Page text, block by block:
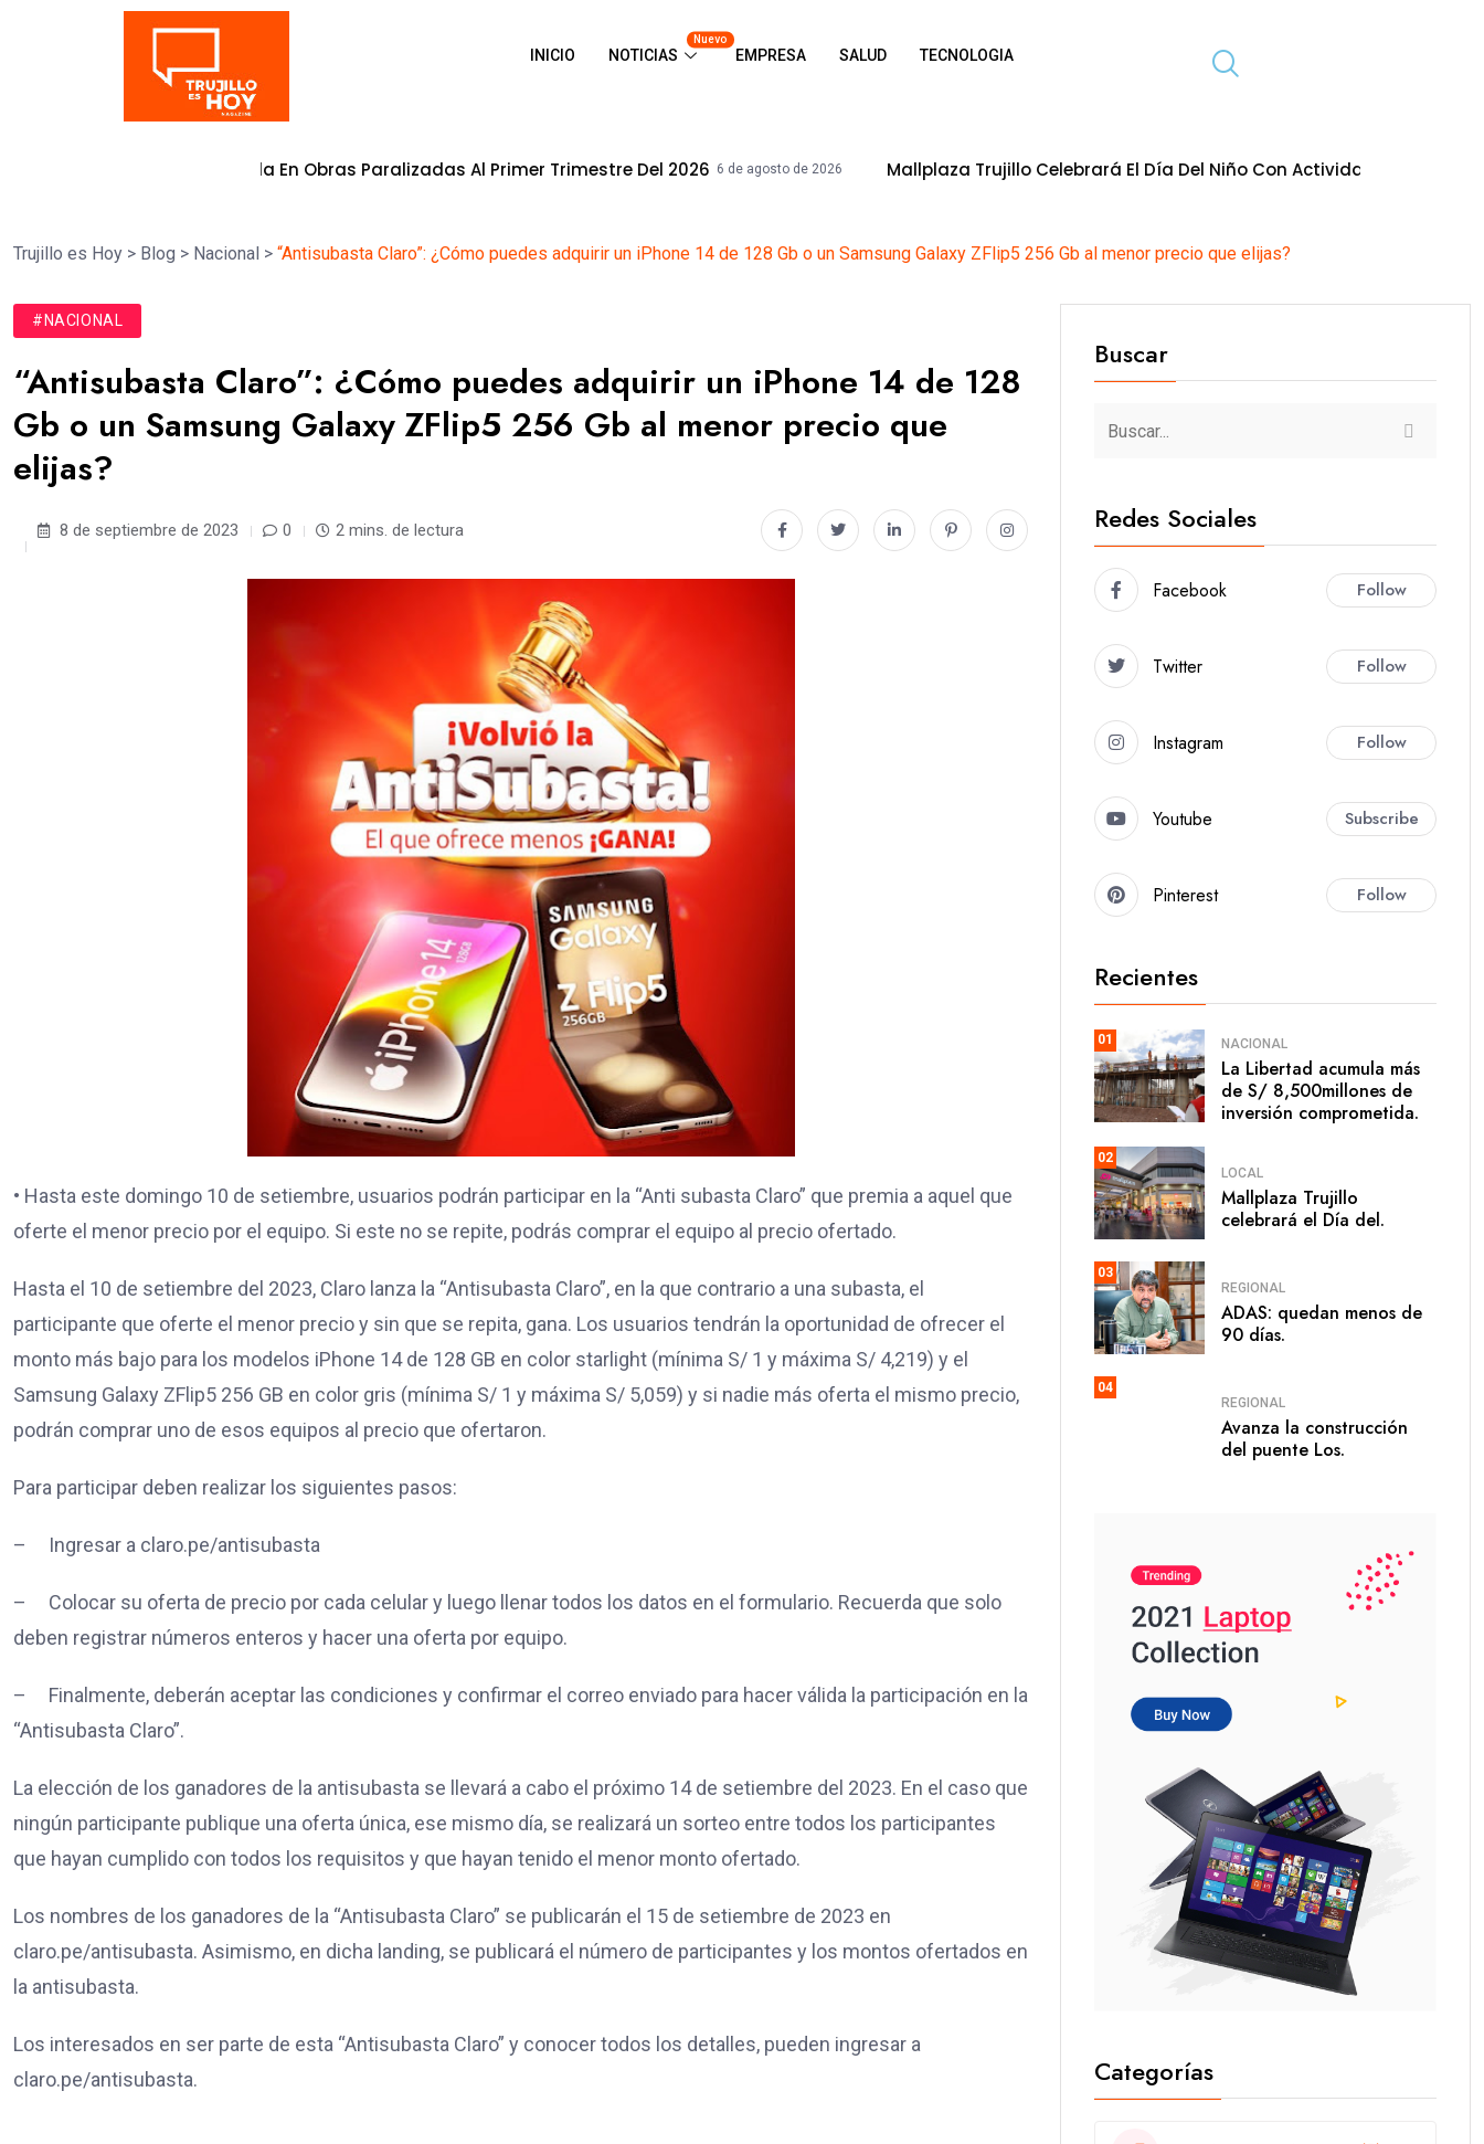
INICIO NOTICIAS
Nuevo
EMPRESA SALUD TECNOLOGIA
Comprometida En Obras Paralizadas Al Primer Trimestre Del 2026 6 de agosto de 2026 Mallplaza Trujillo Celebrará El Día Del Niño Con Actividades Gratuitas Para Toda
Trujillo es Hoy > Blog > Nacional > “Antisubasta Claro”: ¿Cómo puedes adquirir un iPhone 14 de 128 Gb o un Samsung Galaxy ZFlip5 256 Gb al menor precio que elijas?
#NACIONAL
“Antisubasta Claro”: ¿Cómo puedes adquirir un iPhone 14 de 128
Gb o un Samsung Galaxy ZFlip5 256 Gb al menor precio que
elijas?
8 de septiembre de 2023 0 2 mins. de lectura
• Hasta este domingo 10 de setiembre, usuarios podrán participar en la “Anti subasta Claro” que premia a aquel que
oferte el menor precio por el equipo. Si este no se repite, podrás comprar el equipo al precio ofertado.
Hasta el 10 de setiembre del 2023, Claro lanza la “Antisubasta Claro”, en la que contrario a una subasta, el
participante que oferte el menor precio y sin que se repita, gana. Los usuarios tendrán la oportunidad de ofrecer el
monto más bajo para los modelos iPhone 14 de 128 GB en color starlight (mínima S/ 1 y máxima S/ 4,219) y el
Samsung Galaxy ZFlip5 256 GB en color gris (mínima S/ 1 y máxima S/ 5,059) y si nadie más oferta el mismo precio,
podrán comprar uno de esos equipos al precio que ofertaron.
Para participar deben realizar los siguientes pasos:
– Ingresar a claro.pe/antisubasta
–
Colocar su oferta de precio por cada celular y luego llenar todos los datos en el formulario. Recuerda que solo
deben registrar números enteros y hacer una oferta por equipo.
–
Finalmente, deberán aceptar las condiciones y confirmar el correo enviado para hacer válida la participación en la
“Antisubasta Claro”.
La elección de los ganadores de la antisubasta se llevará a cabo el próximo 14 de setiembre del 2023. En el caso que
ningún participante publique una oferta única, ese mismo día, se realizará un sorteo entre todos los participantes
que hayan cumplido con todos los requisitos y que hayan tenido el menor monto ofertado.
Los nombres de los ganadores de la “Antisubasta Claro” se publicarán el 15 de setiembre de 2023 en
claro.pe/antisubasta. Asimismo, en dicha landing, se publicará el número de participantes y los montos ofertados en
la antisubasta.
Los interesados en ser parte de esta “Antisubasta Claro” y conocer todos los detalles, pueden ingresar a
claro.pe/antisubasta.
Buscar
Redes Sociales
Facebook Follow
Twitter Follow
Instagram Follow
Youtube Subscribe
Pinterest Follow
Recientes
01 NACIONAL
La Libertad acumula más
de S/ 8,500millones de
inversión comprometida.
02
LOCAL
Mallplaza Trujillo
celebrará el Día del.
03
REGIONAL
ADAS: quedan menos de
90 días.
04
REGIONAL
Avanza la construcción
del puente Los.
Categorías